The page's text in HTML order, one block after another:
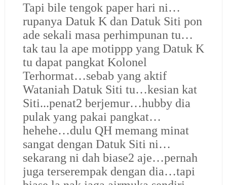
Tapi bile tengok paper hari ni…
rupanya Datuk K dan Datuk Siti pon
ade sekali masa perhimpunan tu…
tak tau la ape motippp yang Datuk K
tu dapat pangkat Kolonel
Terhormat…sebab yang aktif
Wataniah Datuk Siti tu…kesian kat
Siti...penat2 berjemur…hubby dia
pulak yang pakai pangkat…
hehehe…dulu QH memang minat
sangat dengan Datuk Siti ni…
sekarang ni dah biase2 aje…pernah
juga terserempak dengan dia…tapi